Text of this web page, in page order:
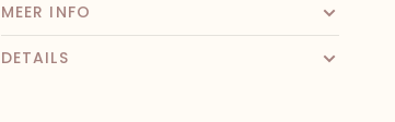
MEER INFO
DETAILS